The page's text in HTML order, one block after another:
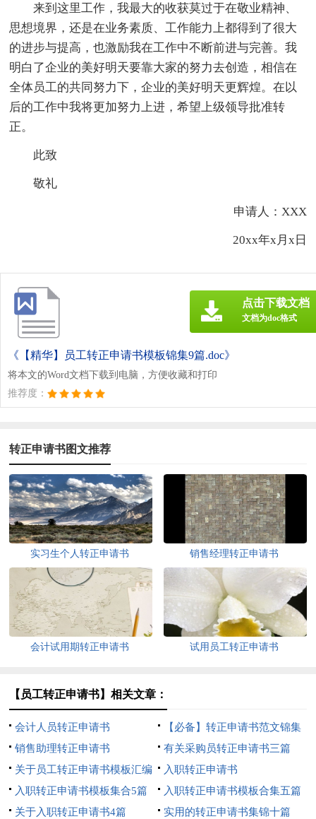
来到这里工作，我最大的收获莫过于在敬业精神、
思想境界，还是在业务素质、工作能力上都得到了很大
的进步与提高，也激励我在工作中不断前进与完善。我
明白了企业的美好明天要靠大家的努力去创造，相信在
全体员工的共同努力下，企业的美好明天更辉煌。在以
后的工作中我将更加努力上进，希望上级领导批准转
正。
此致
敬礼
申请人：XXX
20xx年x月x日
《【精华】员工转正申请书模板锦集9篇.doc》
将本文的Word文档下载到电脑，方便收藏和打印
推荐度：
点击下载文档
文档为doc格式
转正申请书图文推荐
实习生个人转正申请书 销售经理转正申请书
会计试用期转正申请书 试用员工转正申请书
【员工转正申请书】相关文章：
会计人员转正申请书
【必备】转正申请书范文锦集
七篇
销售助理转正申请书
有关采购员转正申请书三篇
关于员工转正申请书模板汇编
八篇
入职转正申请书
入职转正申请书模板集合5篇
入职转正申请书模板合集五篇
关于入职转正申请书4篇
实用的转正申请书集锦十篇